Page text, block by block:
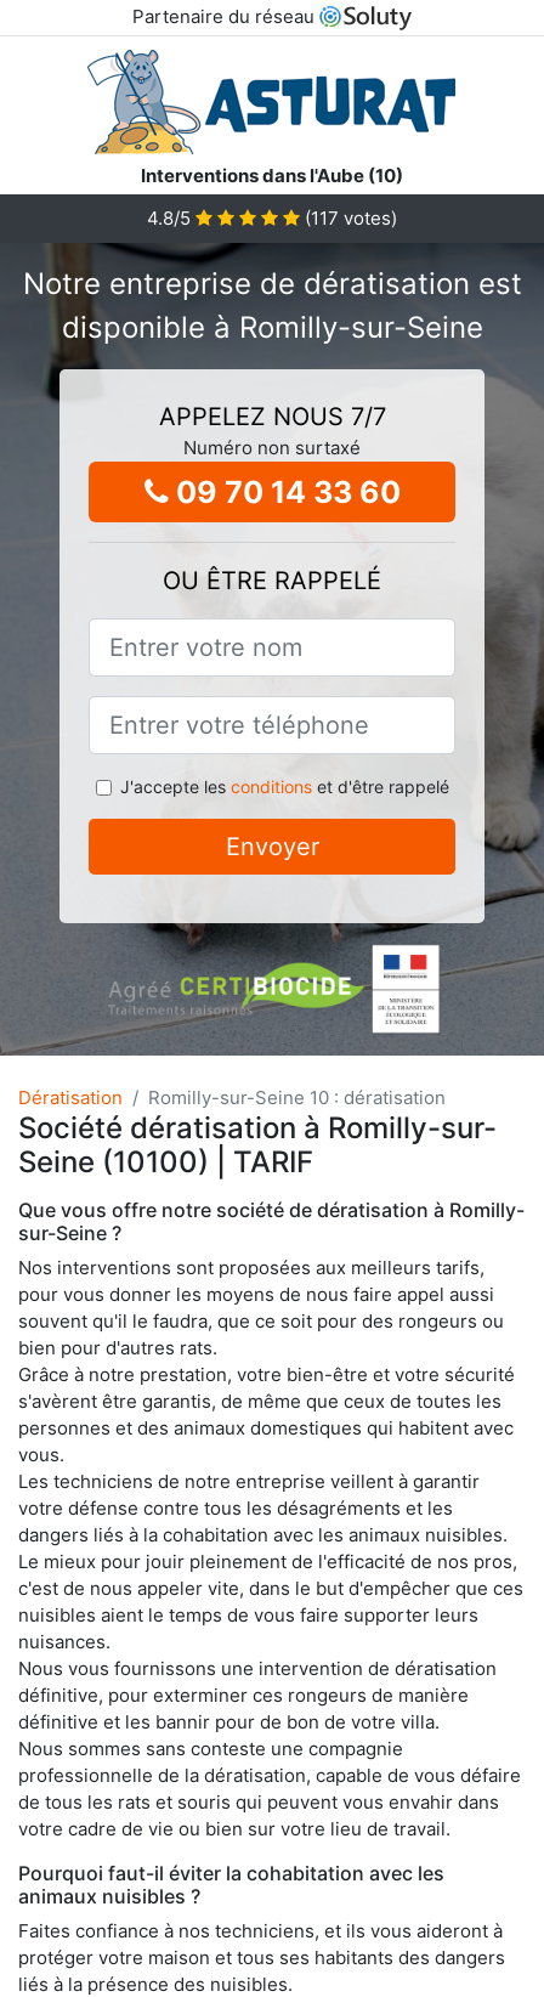
Partenaire du réseau
Interventions dans l'Aube (10)
4.8/5
(117 votes)
Notre entreprise de dératisation est
disponible à Romilly-sur-Seine
APPELEZ NOUS 7/7
Numéro non surtaxé
09 70 14 33 60
OU ÊTRE RAPPELÉ
J'accepte les conditionset d'être rappelé
Envoyer
Dératisation Romilly-sur-Seine 10 : dératisation
Société dératisation à Romilly-sur-
Seine (10100) | TARIF
Que vous offre notre société de dératisation à Romilly-
sur-Seine ?
Nos interventions sont proposées aux meilleurs tarifs,
pour vous donner les moyens de nous faire appel aussi
souvent qu'il le faudra, que ce soit pour des rongeurs ou
bien pour d'autres rats.
Grâce à notre prestation, votre bien-être et votre sécurité
s'avèrent être garantis, de même que ceux de toutes les
personnes et des animaux domestiques qui habitent avec
vous.
Les techniciens de notre entreprise veillent à garantir
votre défense contre tous les désagréments et les
dangers liés à la cohabitation avec les animaux nuisibles.
Le mieux pour jouir pleinement de l'efficacité de nos pros,
c'est de nous appeler vite, dans le but d'empêcher que ces
nuisibles aient le temps de vous faire supporter leurs
nuisances.
Nous vous fournissons une intervention de dératisation
définitive, pour exterminer ces rongeurs de manière
définitive et les bannir pour de bon de votre villa.
Nous sommes sans conteste une compagnie
professionnelle de la dératisation, capable de vous défaire
de tous les rats et souris qui peuvent vous envahir dans
votre cadre de vie ou bien sur votre lieu de travail.
Pourquoi faut-il éviter la cohabitation avec les
animaux nuisibles ?
Faites confiance à nos techniciens, et ils vous aideront à
protéger votre maison et tous ses habitants des dangers
liés à la présence des nuisibles.